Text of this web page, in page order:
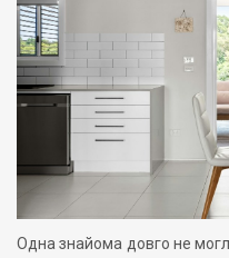
Одна знайома довго не